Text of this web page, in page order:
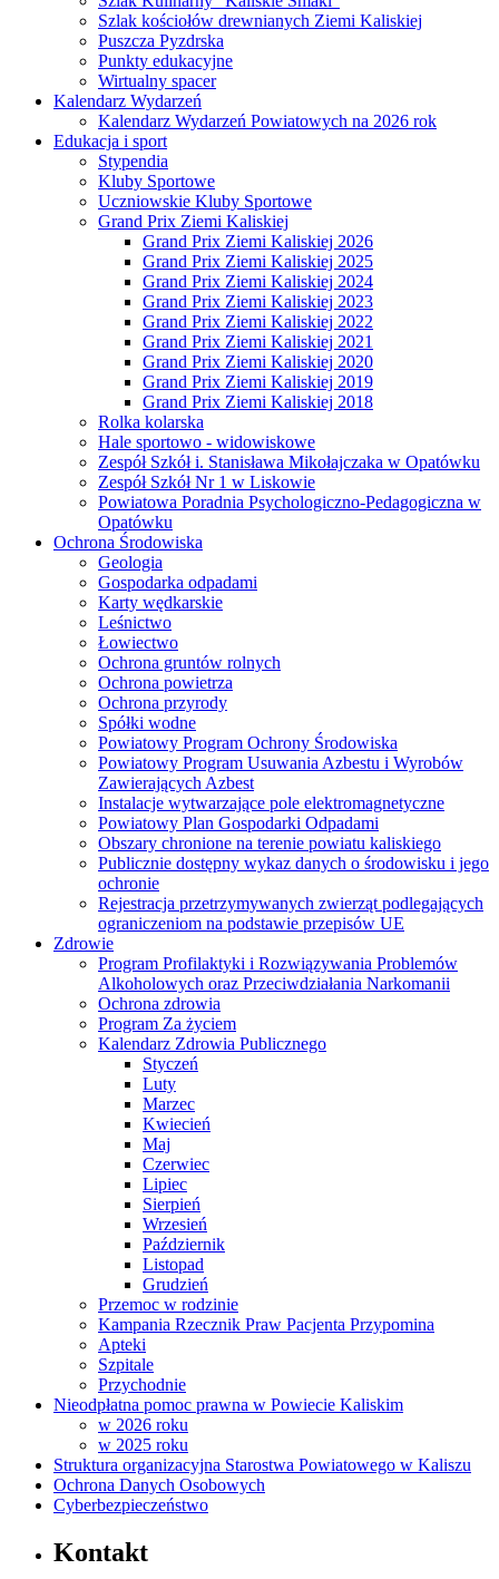
Szlak kościołów drewnianych Ziemi Kaliskiej
Puszcza Pyzdrska
Punkty edukacyjne
Wirtualny spacer
Kalendarz Wydarzeń
Kalendarz Wydarzeń Powiatowych na 2026 rok
Edukacja i sport
Stypendia
Kluby Sportowe
Uczniowskie Kluby Sportowe
Grand Prix Ziemi Kaliskiej
Grand Prix Ziemi Kaliskiej 2026
Grand Prix Ziemi Kaliskiej 2025
Grand Prix Ziemi Kaliskiej 2024
Grand Prix Ziemi Kaliskiej 2023
Grand Prix Ziemi Kaliskiej 2022
Grand Prix Ziemi Kaliskiej 2021
Grand Prix Ziemi Kaliskiej 2020
Grand Prix Ziemi Kaliskiej 2019
Grand Prix Ziemi Kaliskiej 2018
Rolka kolarska
Hale sportowo - widowiskowe
Zespół Szkół i. Stanisława Mikołajczaka w Opatówku
Zespół Szkół Nr 1 w Liskowie
Powiatowa Poradnia Psychologiczno-Pedagogiczna w
Opatówku
Ochrona Środowiska
Geologia
Gospodarka odpadami
Karty wędkarskie
Leśnictwo
Łowiectwo
Ochrona gruntów rolnych
Ochrona powietrza
Ochrona przyrody
Spółki wodne
Powiatowy Program Ochrony Środowiska
Powiatowy Program Usuwania Azbestu i Wyrobów
Zawierających Azbest
Instalacje wytwarzające pole elektromagnetyczne
Powiatowy Plan Gospodarki Odpadami
Obszary chronione na terenie powiatu kaliskiego
Publicznie dostępny wykaz danych o środowisku i jego
ochronie
Rejestracja przetrzymywanych zwierząt podlegających
ograniczeniom na podstawie przepisów UE
Zdrowie
Program Profilaktyki i Rozwiązywania Problemów
Alkoholowych oraz Przeciwdziałania Narkomanii
Ochrona zdrowia
Program Za życiem
Kalendarz Zdrowia Publicznego
Styczeń
Luty
Marzec
Kwiecień
Maj
Czerwiec
Lipiec
Sierpień
Wrzesień
Październik
Listopad
Grudzień
Przemoc w rodzinie
Kampania Rzecznik Praw Pacjenta Przypomina
Apteki
Szpitale
Przychodnie
Nieodpłatna pomoc prawna w Powiecie Kaliskim
w 2026 roku
w 2025 roku
Struktura organizacyjna Starostwa Powiatowego w Kaliszu
Ochrona Danych Osobowych
Cyberbezpieczeństwo
Kontakt